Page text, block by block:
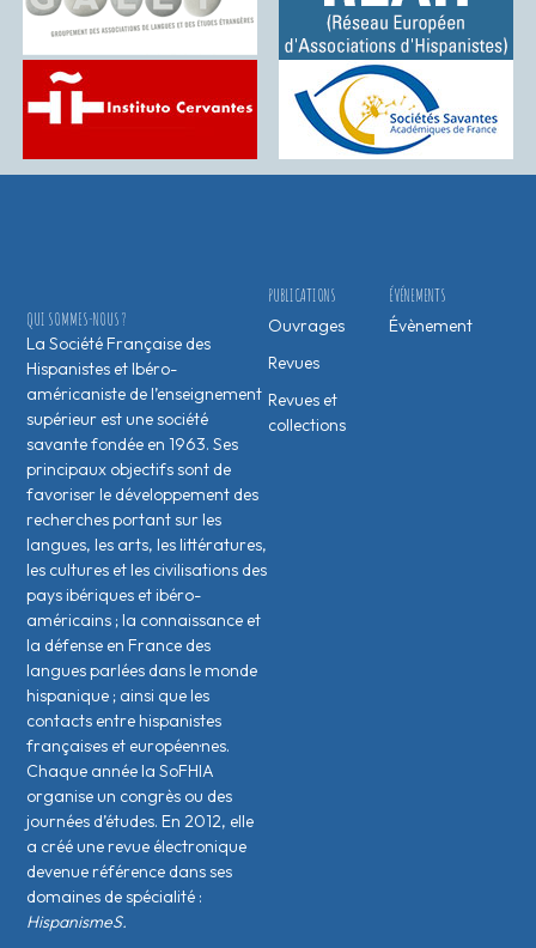
ÉVÉNEMENTS
Évènement
PUBLICATIONS
Ouvrages
Revues
Revues et
collections
QUI SOMMES-NOUS ?
La Société Française des
Hispanistes et Ibéro-
américaniste de l’enseignement
supérieur est une société
savante fondée en 1963. Ses
principaux objectifs sont de
favoriser le développement des
recherches portant sur les
langues, les arts, les littératures,
les cultures et les civilisations des
pays ibériques et ibéro-
américains ; la connaissance et
la défense en France des
langues parlées dans le monde
hispanique ; ainsi que les
contacts entre hispanistes
français·es et européen·nes.
Chaque année la SoFHIA
organise un congrès ou des
journées d’études. En 2012, elle
a créé une revue électronique
devenue référence dans ses
domaines de spécialité :
HispanismeS.